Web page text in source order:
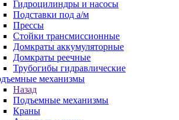
Гидроцилиндры и насосы
Подставки под а/м
Прессы
Стойки трансмиссионные
Домкраты аккумуляторные
Домкраты реечные
Трубогибы гидравлические
механизмы
Назад
Подъемные механизмы
Краны